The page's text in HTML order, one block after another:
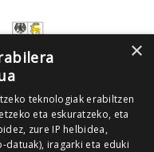
×
teknologiak erabiltzen
eta eskuratzeko, eta
zure IP helbidea,
iragarki eta eduki